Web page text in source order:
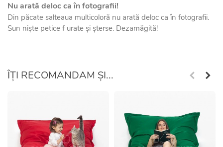
Nu arată deloc ca în fotografii!
Din păcate salteaua multicoloră nu arată deloc ca în fotografii.
Sun niște petice f urate și șterse. Dezamăgită!
ÎȚI RECOMANDAM ȘI...